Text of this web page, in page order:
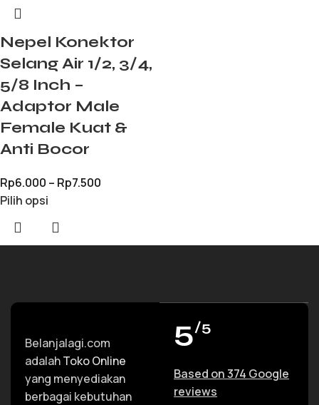
Nepel Konektor
Selang Air 1/2, 3/4,
5/8 Inch –
Adaptor Male
Female Kuat &
Anti Bocor
Rp6.000 – Rp7.500
Pilih opsi
Belanjalagi.com
adalahToko Online
yang menyediakan
berbagai kebutuhan
5/5
Based on 374 Google
reviews